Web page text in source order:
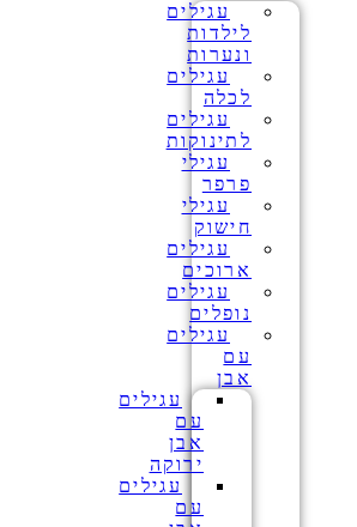
עגילים
לילדות
ונערות
עגילים
לכלה
עגילים
לתינוקות
עגילי
פרפר
עגילי
חישוק
עגילים
ארוכים
עגילים
נופלים
עגילים
עם
אבן
עגילים
עם
אבן
ירוקה
עגילים
עם